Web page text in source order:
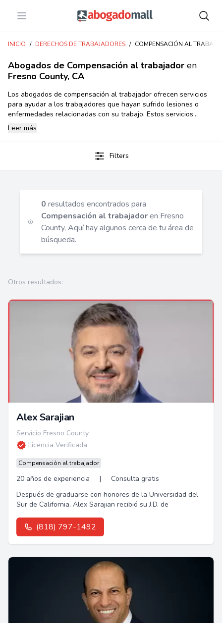
Open menu Abogadomall
INICIO / DERECHOS DE TRABAJADORES / COMPENSACIÓN AL
Abogados de Compensación al trabajador en
Fresno County, CA
Los abogados de compensación al trabajador ofrecen servicios
para ayudar a los trabajadores que hayan sufrido lesiones o
enfermedades relacionadas con su trabajo. Estos servicios
incluyen asesoramiento sobre sus derechos y responsabilidades,
así como ayuda para presentar reclamos de compensación al
trabajador ante las autoridades gubernamentales pertinentes.
También pueden ayudar a los trabajadores a negociar acuerdos
de indemnización con sus empleadores y representar a los
Leer más
Filters
0 resultados encontrados para
Compensación al trabajadoren Fresno
County, Aquí hay algunos cerca de tu área de
búsqueda.
Otros resultados:
Alex Sarajian
Servicio Fresno County
Licencia Verificada
Compensación al trabajador
20 años de experiencia |
Consulta gratis
Después de graduarse con honores de la Universidad del
Sur de California, Alex Sarajian recibió su J.D. de
(818) 797-1492